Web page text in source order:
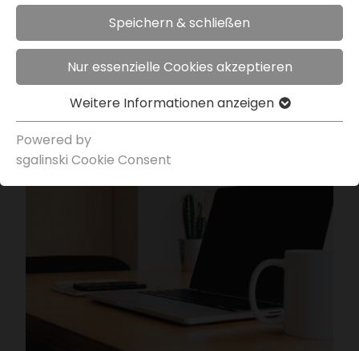
Speichern & schließen
Nur essenzielle Cookies akzeptieren
Weitere Infor­ma­tionen anzeigen
Powered by
sgal­inski Cookie Consent